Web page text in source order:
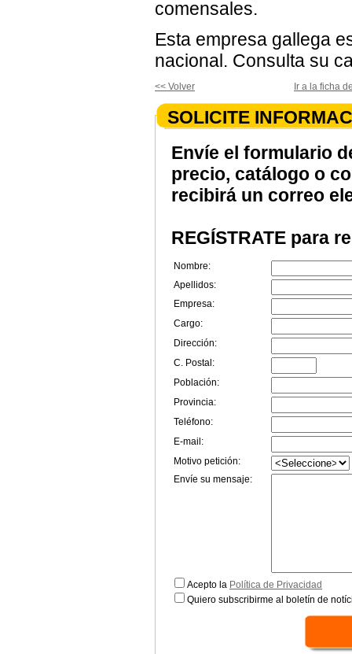
comensales.
Esta empresa gallega
nacional. Consulta su
<< Volver Ir a la ficha
SOLICITE
Envíe el formulario
precio, catálogo o
recibirá un correo
REGÍSTRATE para
Nombre:
Apellidos:
Empresa:
Cargo:
Dirección:
C. Postal:
Población:
Provincia:
Teléfono:
E-mail:
Motivo petición:
Envíe su mensaje:
Acepto la Política de Privacidad
Quiero subscribirme al boletín de